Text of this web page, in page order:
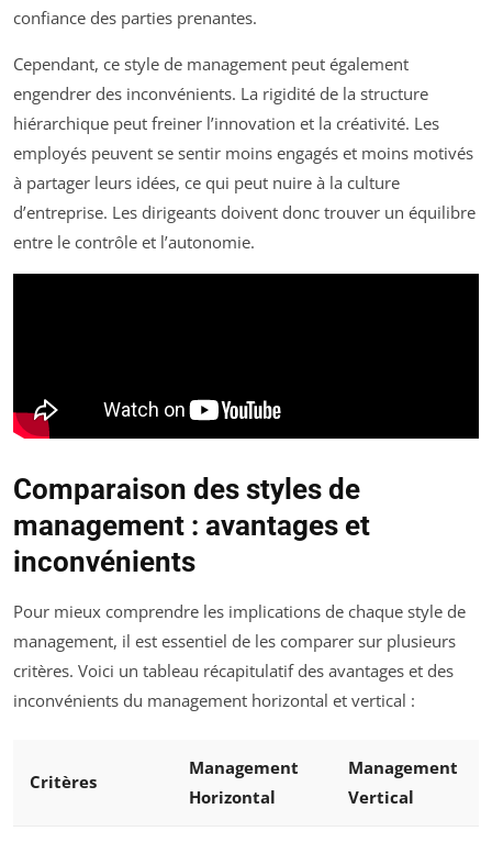
confiance des parties prenantes.
Cependant, ce style de management peut également
engendrer des inconvénients. La rigidité de la structure
hiérarchique peut freiner l’innovation et la créativité. Les
employés peuvent se sentir moins engagés et moins motivés
à partager leurs idées, ce qui peut nuire à la culture
d’entreprise. Les dirigeants doivent donc trouver un équilibre
entre le contrôle et l’autonomie.
Comparaison des styles de
management : avantages et
inconvénients
Pour mieux comprendre les implications de chaque style de
management, il est essentiel de les comparer sur plusieurs
critères. Voici un tableau récapitulatif des avantages et des
inconvénients du management horizontal et vertical :
Critères
Management
Horizontal
Management
Vertical